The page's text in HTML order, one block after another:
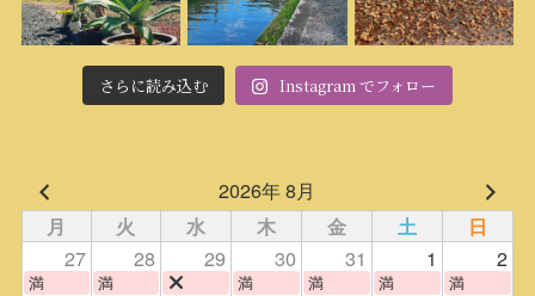
さらに読み込む Instagram でフォロー
2026年 8月
月 火 水 木 金 土 日
27 28 29 30 31 1 2
満 満 満 満 満 満